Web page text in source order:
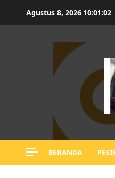
Agustus 8, 2026 10:01:03
BERANDA